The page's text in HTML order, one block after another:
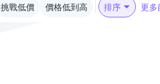
挑戰低價 價格低到高 排序 更多